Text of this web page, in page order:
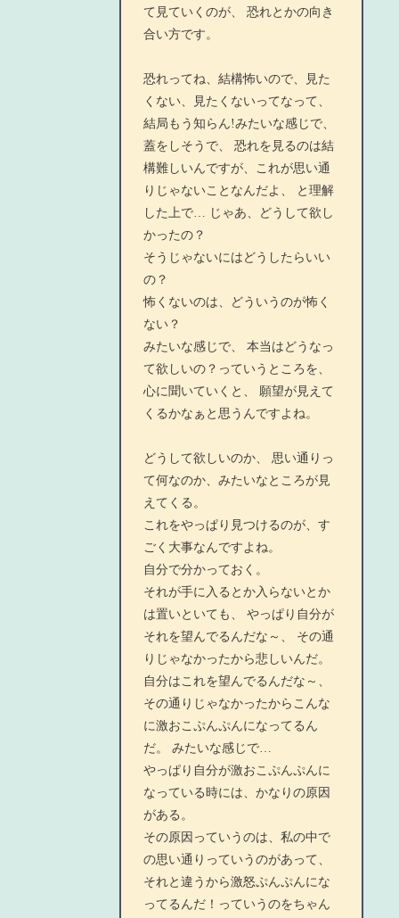
て見ていくのが、 恐れとかの向き
合い方です。
恐れってね、結構怖いので、見た
くない、見たくないってなって、
結局もう知らん!みたいな感じで、
蓋をしそうで、 恐れを見るのは結
構難しいんですが、これが思い通
りじゃないことなんだよ、 と理解
した上で… じゃあ、どうして欲し
かったの？
そうじゃないにはどうしたらいい
の？
怖くないのは、どういうのが怖く
ない？
みたいな感じで、 本当はどうなっ
て欲しいの？っていうところを、
心に聞いていくと、 願望が見えて
くるかなぁと思うんですよね。
どうして欲しいのか、 思い通りっ
て何なのか、みたいなところが見
えてくる。
これをやっぱり見つけるのが、す
ごく大事なんですよね。
自分で分かっておく。
それが手に入るとか入らないとか
は置いといても、 やっぱり自分が
それを望んでるんだな～、 その通
りじゃなかったから悲しいんだ。
自分はこれを望んでるんだな～、
その通りじゃなかったからこんな
に激おこぷんぷんになってるん
だ。 みたいな感じで…
やっぱり自分が激おこぷんぷんに
なっている時には、かなりの原因
がある。
その原因っていうのは、私の中で
の思い通りっていうのがあって、
それと違うから激怒ぷんぷんにな
ってるんだ！っていうのをちゃん